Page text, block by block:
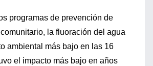
programas de prevención de
la fluoración del agua
ambiental más bajo en las 16
el impacto más bajo en años